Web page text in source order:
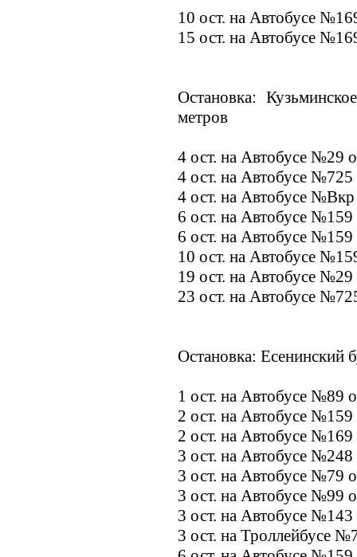
10 ост. на Автобусе
15 ост. на Автобусе
Остановка:
метров
4 ост. на Автобусе №29
4 ост. на Автобусе №725
4 ост. на Автобусе
6 ост. на Автобусе
6 ост. на Автобусе
10 ост. на Автобусе
19 ост. на Автобусе
23 ост. на Автобусе
Остановка: Есенинский
1 ост. на Автобусе №89
2 ост. на Автобусе
2 ост. на Автобусе
3 ост. на Автобусе
3 ост. на Автобусе №79
3 ост. на Автобусе №99
3 ост. на Автобусе
3 ост. на Троллейбусе